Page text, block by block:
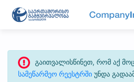
გაითვალისწინეთ, რომ აქ
სამეწარმეო რეესტრში უნდა